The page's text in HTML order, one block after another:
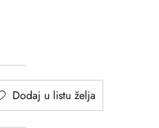
Dodaj u listu želja